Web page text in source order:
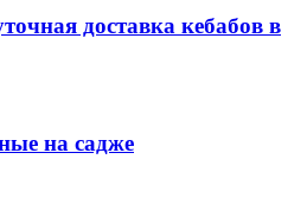
доставка кебабов в
на садже